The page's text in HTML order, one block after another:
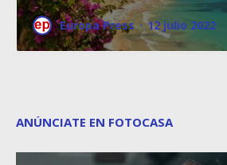
Europa Press · 12 julio 2022
ANÚNCIATE EN FOTOCASA